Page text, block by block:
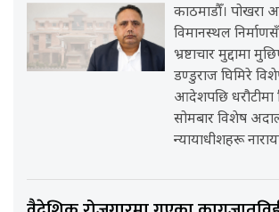
काठमाडौँ। पोखरा
विमानस्थल
भ्रष्टाचार मुद्दामा
डण्डुराज घिमिरे
आदेशपछि धरौटीमा
सोमबार विशेष
न्यायाधीशहरू